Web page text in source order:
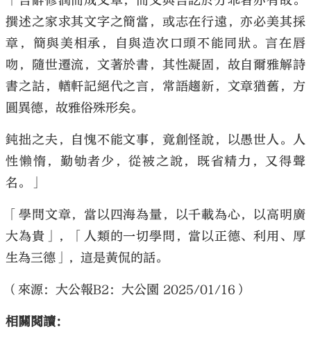
撰述之家求其文字之簡當，或志在行遠，亦必美其採
章，簡與美相承，自與造次口頭不能同狀。言在唇
吻，隨世遷流，文著於書，其性凝固，故自爾雅解詩
書之詁，輶軒記絕代之言，常語趨新，文章猶舊，方
圓異德，故雅俗殊形矣。
鈍拙之夫，自愧不能文事，竟創怪說，以愚世人。人
性懶惰，勤劬者少，從被之說，既省精力，又得聲
名。」
「學問文章，當以四海為量，以千載為心，以高明廣
大為貴」，「人類的一切學問，當以正德、利用、厚
生為三德」，這是黃侃的話。
（來源：大公報B2：大公園 2025/01/16）
相關閱讀：